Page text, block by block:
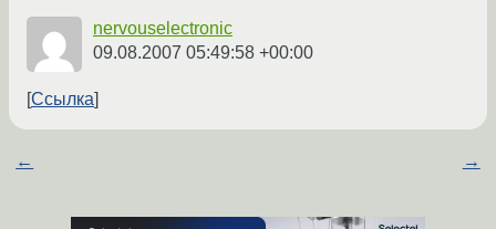
nervouselectronic
09.08.2007 05:49:58 +00:00
Ссылка
← →